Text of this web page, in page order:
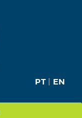
PT| EN